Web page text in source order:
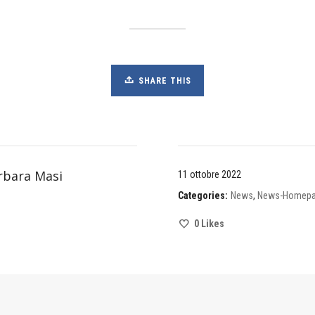
SHARE THIS
Masi
11 ottobre 2022
Categories: News, News-
0Likes